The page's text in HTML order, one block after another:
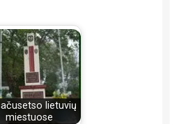
lietuvių
miestuose